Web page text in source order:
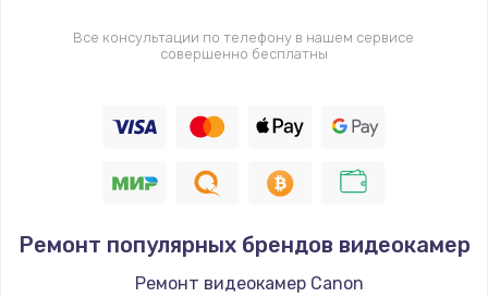
Все консультации по телефону в нашем сервисе
совершенно бесплатны
Ремонт популярных брендов видеокамер
Ремонт видеокамер Canon